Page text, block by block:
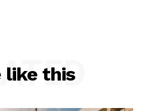
like this